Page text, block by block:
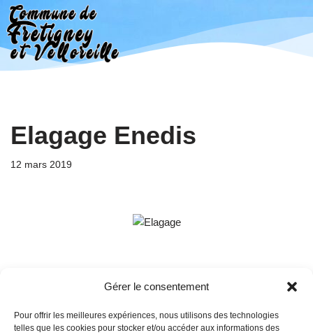
Gérer le consentement
Pour offrir les meilleures expériences, nous utilisons des technologies
telles que les cookies pour stocker et/ou accéder aux informations des
Aller
au
contenu
Elagage Enedis
12 mars 2019